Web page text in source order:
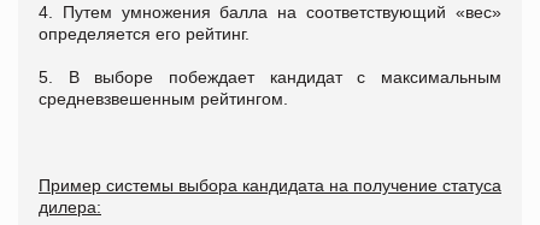
4. Путем умножения балла на соответствующий «вес»
определяется его рейтинг.
5. В выборе побеждает кандидат с максимальным
средневзвешенным рейтингом.
Пример системы выбора кандидата на получение статуса
дилера: